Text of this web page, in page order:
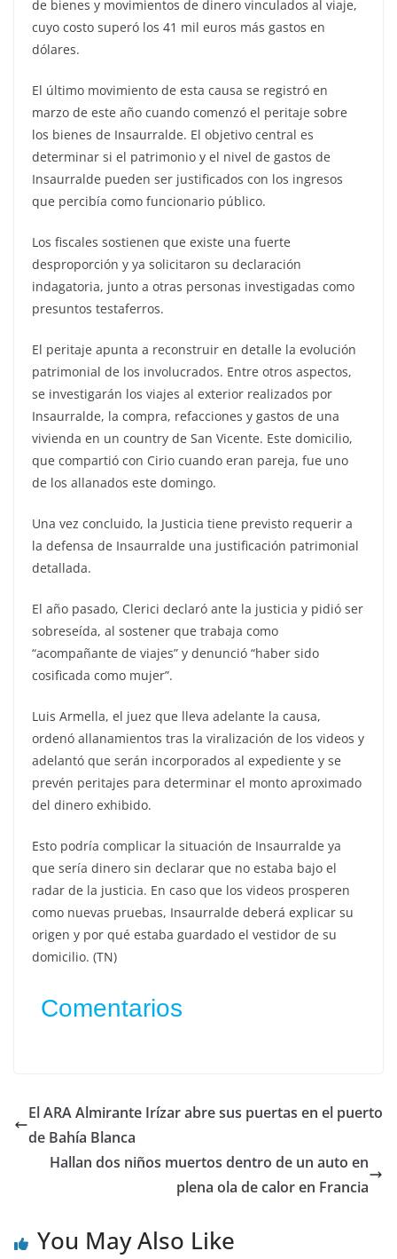
de bienes y movimientos de dinero vinculados al viaje,
cuyo costo superó los 41 mil euros más gastos en
dólares.
El último movimiento de esta causa se registró en
marzo de este año cuando comenzó el peritaje sobre
los bienes de Insaurralde. El objetivo central es
determinar si el patrimonio y el nivel de gastos de
Insaurralde pueden ser justificados con los ingresos
que percibía como funcionario público.
Los fiscales sostienen que existe una fuerte
desproporción y ya solicitaron su declaración
indagatoria, junto a otras personas investigadas como
presuntos testaferros.
El peritaje apunta a reconstruir en detalle la evolución
patrimonial de los involucrados. Entre otros aspectos,
se investigarán los viajes al exterior realizados por
Insaurralde, la compra, refacciones y gastos de una
vivienda en un country de San Vicente. Este domicilio,
que compartió con Cirio cuando eran pareja, fue uno
de los allanados este domingo.
Una vez concluido, la Justicia tiene previsto requerir a
la defensa de Insaurralde una justificación patrimonial
detallada.
El año pasado, Clerici declaró ante la justicia y pidió ser
sobreseída, al sostener que trabaja como
“acompañante de viajes” y denunció “haber sido
cosificada como mujer”.
Luis Armella, el juez que lleva adelante la causa,
ordenó allanamientos tras la viralización de los videos y
adelantó que serán incorporados al expediente y se
prevén peritajes para determinar el monto aproximado
del dinero exhibido.
Esto podría complicar la situación de Insaurralde ya
que sería dinero sin declarar que no estaba bajo el
radar de la justicia. En caso que los videos prosperen
como nuevas pruebas, Insaurralde deberá explicar su
origen y por qué estaba guardado el vestidor de su
domicilio. (TN)
Comentarios
El ARA Almirante Irízar abre sus puertas en el puerto
de Bahía Blanca
Hallan dos niños muertos dentro de un auto en
plena ola de calor en Francia
You May Also Like